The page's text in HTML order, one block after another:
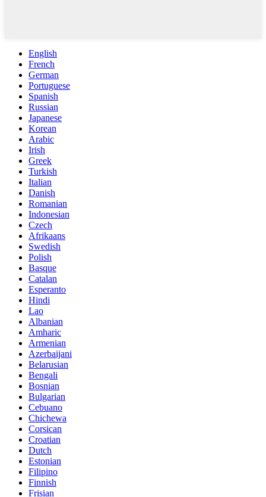
English
French
German
Portuguese
Spanish
Russian
Japanese
Korean
Arabic
Irish
Greek
Turkish
Italian
Danish
Romanian
Indonesian
Czech
Afrikaans
Swedish
Polish
Basque
Catalan
Esperanto
Hindi
Lao
Albanian
Amharic
Armenian
Azerbaijani
Belarusian
Bengali
Bosnian
Bulgarian
Cebuano
Chichewa
Corsican
Croatian
Dutch
Estonian
Filipino
Finnish
Frisian